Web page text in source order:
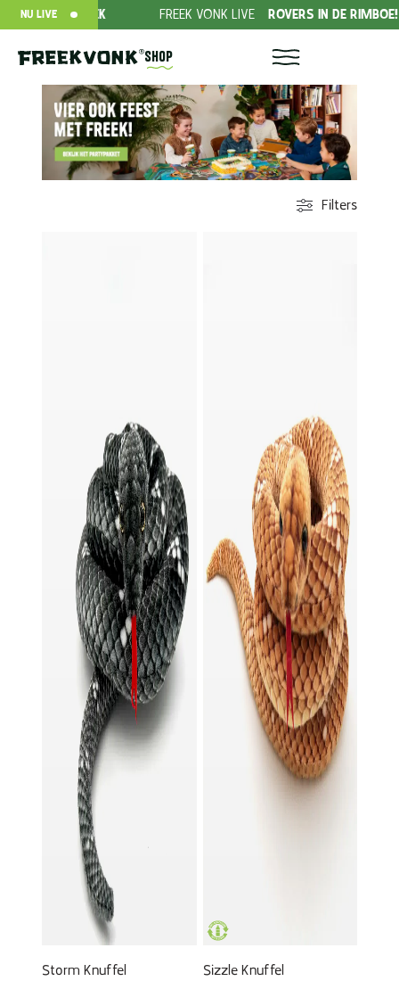
FREEK VONK LIVE ROVERS IN DE RIMBOE!
NU LIVE
Shop
Filters
Storm Knuffel Sizzle Knuffel